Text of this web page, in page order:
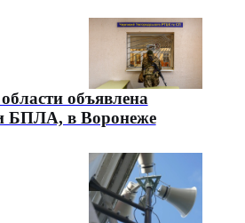
объявлена
БПЛА, в Воронеже